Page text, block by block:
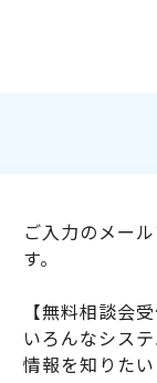
ご入力のメー
す。
【無料相談会受
いろんなシス
情報を知りた